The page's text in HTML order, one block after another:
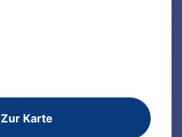
Zur Karte